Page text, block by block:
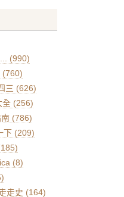
(990)
(760)
三 (626)
(256)
(786)
下 (209)
(8)
走史 (164)